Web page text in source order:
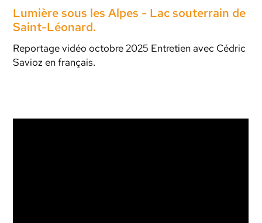
Lumière sous les Alpes - Lac souterrain de
Saint-Léonard.
Reportage vidéo octobre 2025 Entretien avec Cédric
Savioz en français.